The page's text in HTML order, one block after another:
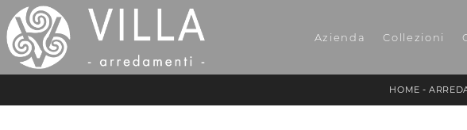
Azienda Collezioni
HOME -